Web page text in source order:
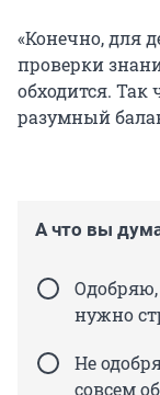
«Конечно, для
проверки
обходится. Так
разумный
А что вы
Одобряю,
нужно
Не
совсем